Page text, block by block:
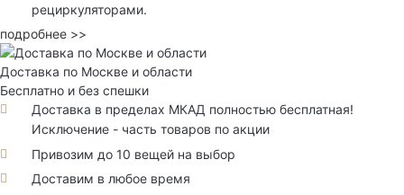
рециркуляторами.
подробнее >>
Доставка по Москве и области
Бесплатно и без спешки
Доставка в пределах МКАД полностью бесплатная!
Исключение - часть товаров по акции
Привозим до 10 вещей на выбор
Доставим в любое время